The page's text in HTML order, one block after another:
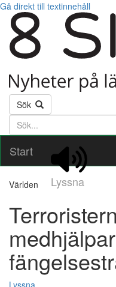
Gå direkt till textinnehåll
Sök
Söktext
Start
Lyssna
Världen